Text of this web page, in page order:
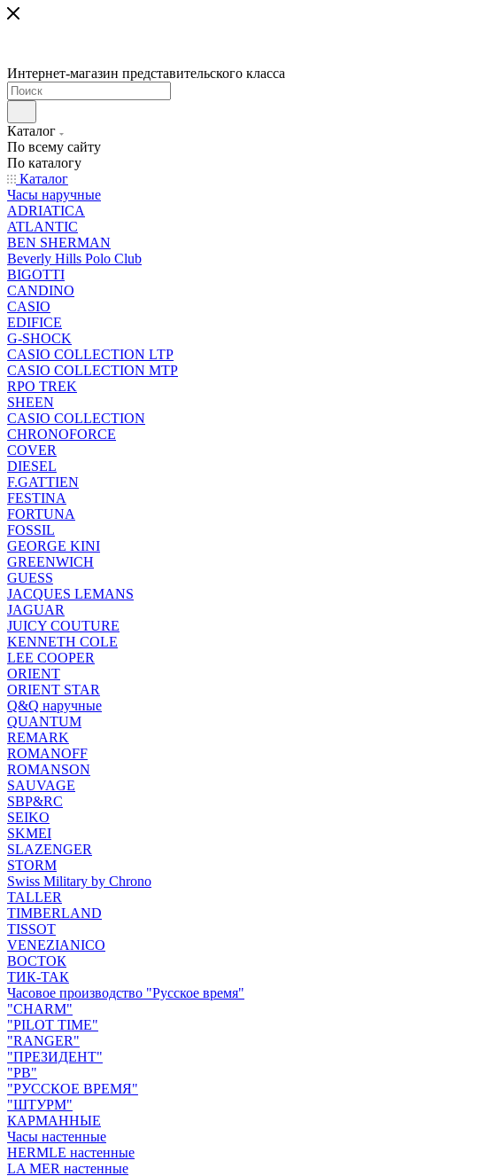
Интернет-магазин представительского класса
Каталог
По всему сайту
По каталогу
Каталог
Часы наручные
ADRIATICA
ATLANTIC
BEN SHERMAN
Beverly Hills Polo Club
BIGOTTI
CANDINO
CASIO
EDIFICE
G-SHOCK
CASIO COLLECTION LTP
CASIO COLLECTION MTP
RPO TREK
SHEEN
CASIO COLLECTION
CHRONOFORCE
COVER
DIESEL
F.GATTIEN
FESTINA
FORTUNA
FOSSIL
GEORGE KINI
GREENWICH
GUESS
JACQUES LEMANS
JAGUAR
JUICY COUTURE
KENNETH COLE
LEE COOPER
ORIENT
ORIENT STAR
Q&Q наручные
QUANTUM
REMARK
ROMANOFF
ROMANSON
SAUVAGE
SBP&RC
SEIKO
SKMEI
SLAZENGER
STORM
Swiss Military by Chrono
TALLER
TIMBERLAND
TISSOT
VENEZIANICO
ВОСТОК
ТИК-ТАК
Часовое производство "Русское время"
"CHARM"
"PILOT TIME"
"RANGER"
"ПРЕЗИДЕНТ"
"РВ"
"РУССКОЕ ВРЕМЯ"
"ШТУРМ"
КАРМАННЫЕ
Часы настенные
HERMLE настенные
LA MER настенные